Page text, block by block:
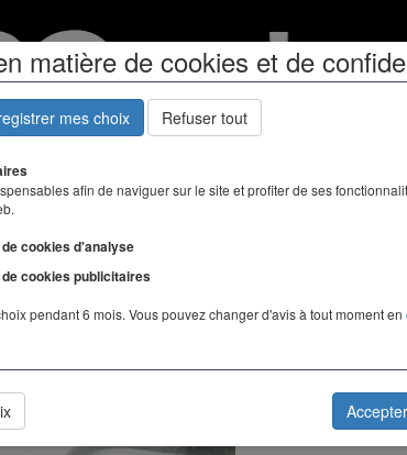
matière de cookies et de
mes choix Refuser tout
afin de naviguer sur le site et profiter de ses
cookies d'analyse
cookies publicitaires
pendant 6 mois. Vous pouvez changer d'avis à tout moment en
Bijoux Les montres
des piles de
Le changement d'une